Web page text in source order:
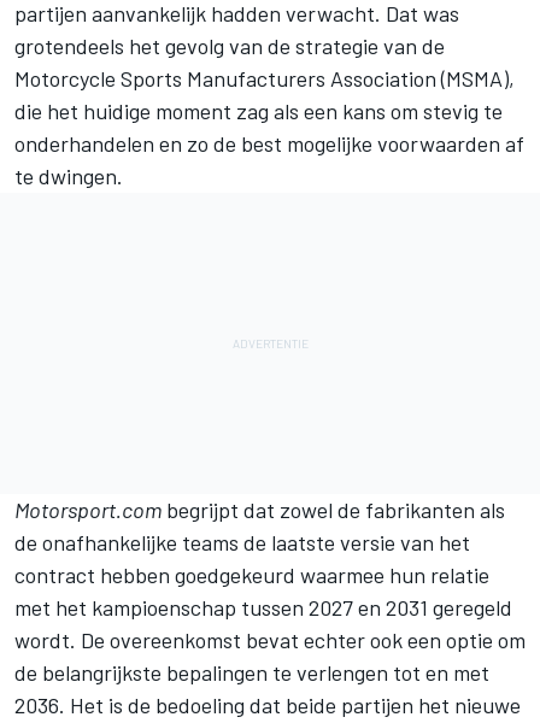
partijen aanvankelijk hadden verwacht. Dat was
grotendeels het gevolg van de strategie van de
Motorcycle Sports Manufacturers Association (MSMA),
die het huidige moment zag als een kans om stevig te
onderhandelen en zo de best mogelijke voorwaarden af
te dwingen.
Motorsport.com begrijpt dat zowel de fabrikanten als
de onafhankelijke teams de laatste versie van het
contract hebben goedgekeurd waarmee hun relatie
met het kampioenschap tussen 2027 en 2031 geregeld
wordt. De overeenkomst bevat echter ook een optie om
de belangrijkste bepalingen te verlengen tot en met
2036. Het is de bedoeling dat beide partijen het nieuwe